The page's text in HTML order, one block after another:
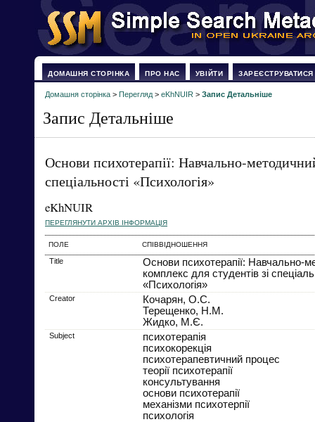
ДОМАШНЯ СТОРІНКА ПРО НАС УВІЙТИ ЗАРЕЄСТРУВАТИСЯ
Домашня сторінка > Перегляд > eKhNUIR > Запис Детальніше
Запис Детальніше
Основи психотерапії: Навчально-
спеціальності «Психологія»
eKhNUIR
ПЕРЕГЛЯНУТИ АРХІВ ІНФОРМАЦІЯ
ПОЛЕ СПІВВІДНОШЕННЯ
Title
Основи психотерапії: Навчально-
комплекс для студентів зі
«Психологія»
Creator
Кочарян, О.С.
Терещенко, Н.М.
Жидко, М.Є.
Subject
психотерапія
психокорекція
психотерапевтичний процес
теорії психотерапії
консультування
основи психотерапії
механізми психотерпії
психологія